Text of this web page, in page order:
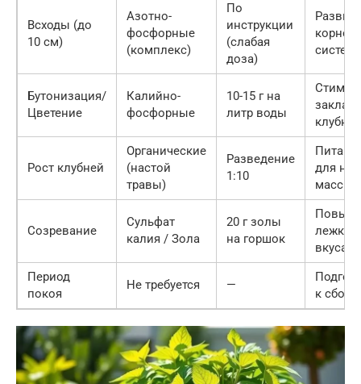
Всходы (до
10 см)
Азотно-
фосфорные
(комплекс)
По
инструкции
(слабая
доза)
Бутонизация/
Цветение
Калийно-
фосфорные
10-15 г на
литр воды
клубней
Рост клубней
Органические
(настой
травы)
Разведение
1:10
для
массы
Созревание
Сульфат
калия / Зола
20 г золы
на горшок
вкуса
Период
покоя
Не требуется —
к сбору